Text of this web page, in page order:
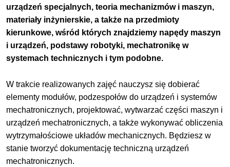
urządzeń specjalnych, teoria mechanizmów i maszyn,
materiały inżynierskie, a także na przedmioty
kierunkowe, wśród których znajdziemy napędy maszyn
i urządzeń, podstawy robotyki, mechatronikę w
systemach technicznych i tym podobne.
W trakcie realizowanych zajęć nauczysz się dobierać
elementy modułów, podzespołów do urządzeń i systemów
mechatronicznych, projektować, wytwarzać części maszyn i
urządzeń mechatronicznych, a także wykonywać obliczenia
wytrzymałościowe układów mechanicznych. Będziesz w
stanie tworzyć dokumentację techniczną urządzeń
mechatronicznych.